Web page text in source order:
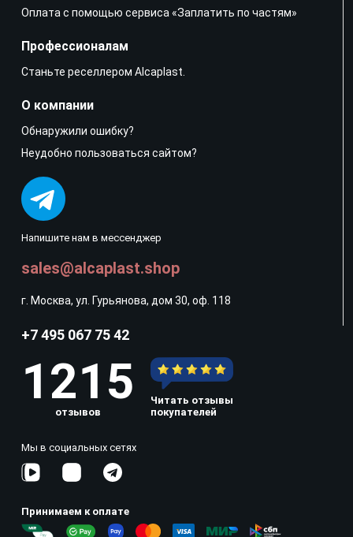
Напишите нам в мессенджер
sales@alcaplast.shop
г. Москва, ул. Гурьянова, дом 30, оф. 118
Оплата с помощью сервиса «Заплатить по частям»
Профессионалам
Станьте реселлером Alcaplast.
О компании
Обнаружили ошибку?
Неудобно пользоваться сайтом?
+7 495 067 75 42
1215
отзывов
Читать отзывы
покупателей
Мы в социальных сетях
Принимаем к оплате